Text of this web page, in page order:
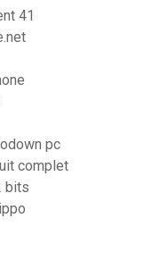
41
pc
complet
bits